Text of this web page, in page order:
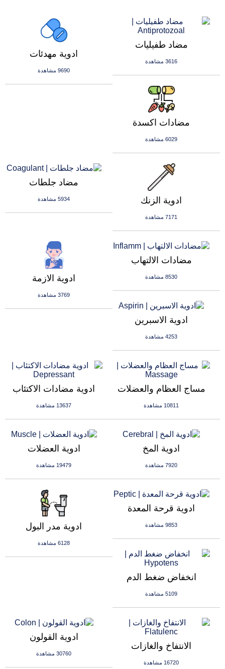
ادوية مهدئات
9690 مشاهدة
مضاد طفيليات
3616 مشاهدة
مضادات اكسدة
6029 مشاهدة
مضاد جلطات
5934 مشاهدة ادوية الزنك
7171 مشاهدة
ادوية الازمة
3769 مشاهدة
مضادات الالتهاب
8530 مشاهدة
ادوية الاسبرين
4253 مشاهدة
ادوية مضادات الاكتئاب
13637 مشاهدة
مساج العظام والعضلات
10811 مشاهدة
ادوية العضلات
19479 مشاهدة
ادوية المخ
7920 مشاهدة
ادوية مدر البول
6128 مشاهدة
ادوية قرحة المعدة
9853 مشاهدة
انخفاض ضغط الدم
5109 مشاهدة
ادوية القولون
30760 مشاهدة
الانتفاخ والغازات
16720 مشاهدة